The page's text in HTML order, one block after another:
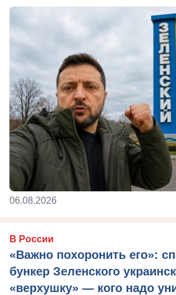
06.08.2026
В России
«Важно похоронить его»:
бункер Зеленского
«верхушку» — кого надо